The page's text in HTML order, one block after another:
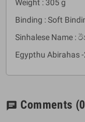
Weight : 305 g
Binding : Soft
Sinhalese Name :
Egypthu Abirahas -
chat Comments